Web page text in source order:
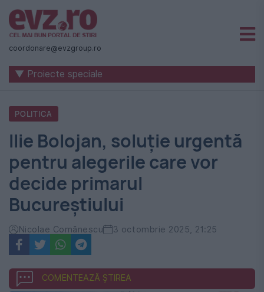
Știri
naționale
internaționale
România
Evenimentul
Zilei
coordonare@evzgroup.ro
▼ Proiecte speciale
POLITICA
Ilie Bolojan, soluție urgentă
pentru alegerile care vor
decide primarul
Bucureștiului
Nicolae Comănescu 3 octombrie 2025, 21:25
COMENTEAZĂ ȘTIREA